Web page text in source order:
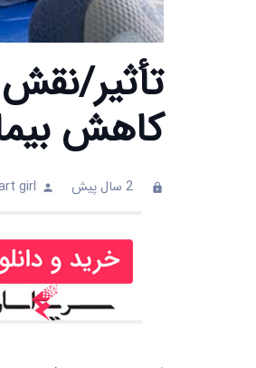
تأثیر/
کاهش
clock 2 سال پیش person
girl